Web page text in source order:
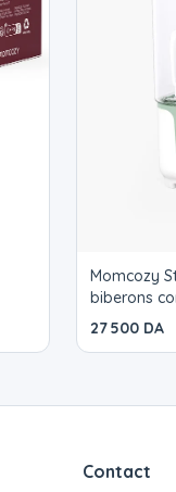
Momcozy
biberons
27 500 DA
Contact